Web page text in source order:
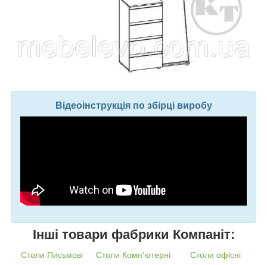
Відеоінструкція по збірці виробу
Інші товари фабрики Компаніт:
Столи Письмові Столи Комп'ютерні Столи офісні